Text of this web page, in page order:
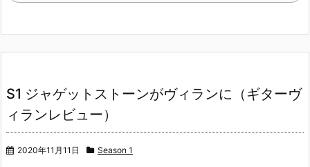
S1 ジャゲットストーンがヴィランに（ギターヴ
ィランレビュー）
2020年11月11日 Season 1